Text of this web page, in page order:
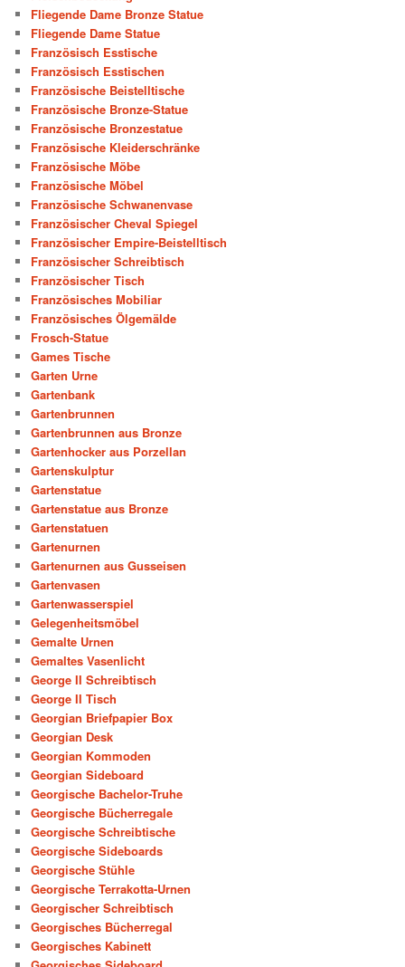
Fliegende Dame Bronze Statue
Fliegende Dame Statue
Französisch Esstische
Französisch Esstischen
Französische Beistelltische
Französische Bronze-Statue
Französische Bronzestatue
Französische Kleiderschränke
Französische Möbe
Französische Möbel
Französische Schwanenvase
Französischer Cheval Spiegel
Französischer Empire-Beistelltisch
Französischer Schreibtisch
Französischer Tisch
Französisches Mobiliar
Französisches Ölgemälde
Frosch-Statue
Games Tische
Garten Urne
Gartenbank
Gartenbrunnen
Gartenbrunnen aus Bronze
Gartenhocker aus Porzellan
Gartenskulptur
Gartenstatue
Gartenstatue aus Bronze
Gartenstatuen
Gartenurnen
Gartenurnen aus Gusseisen
Gartenvasen
Gartenwasserspiel
Gelegenheitsmöbel
Gemalte Urnen
Gemaltes Vasenlicht
George II Schreibtisch
George II Tisch
Georgian Briefpapier Box
Georgian Desk
Georgian Kommoden
Georgian Sideboard
Georgische Bachelor-Truhe
Georgische Bücherregale
Georgische Schreibtische
Georgische Sideboards
Georgische Stühle
Georgische Terrakotta-Urnen
Georgischer Schreibtisch
Georgisches Bücherregal
Georgisches Kabinett